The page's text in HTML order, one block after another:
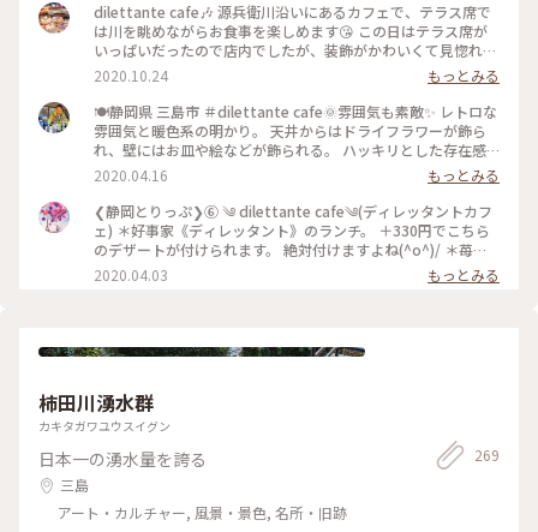
dilettante cafe🎶 源兵衛川沿いにあるカフェで、テラス席で
は川を眺めながらお食事を楽しめます😘 この日はテラス席が
いっぱいだったので店内でしたが、装飾がかわいくて見惚れて
しまいました💕 注文したのは、あさりときのこのトマトクリ
ームパスタランチ🍝 前菜が意外とボリューミーで、パスタま
で全部食べられるか不安でしたが、パスタが濃厚で美味しくて
美味しくて、結局ペロリでした😋 今度はデザートも頼んでみ
たいなあ💓 #dilettantecafe #パスタ #三島
2020.10.24
もっとみる
🍽静岡県 三島市 ＃dilettante cafe🌞雰囲気も素敵✨ レトロな
雰囲気と暖色系の明かり。 天井からはドライフラワーが飾ら
れ、壁にはお皿や絵などが飾られる。 ハッキリとした存在感
のある装飾も、日常と違う場所で違う時間を過ごしていると感
じさせてくれる素敵な“店内の”お店です😊 🔹🔸🔹🐤🔸🔹🔸🐦
🔹🔸🔹🐤🔸🔹🔸 Ripさんをお連れした、静岡県観光大使のゆき
たかです🤣 富士山の雪解け水が地中で濾過され流れる清流 源
兵衛川🗻 この川を川床として作られたテラス席は、外に出て
気持ちの良い季節には格別の気持ちよさと開放感を楽しめます
(*´︶`*) が！！ 残念ながら雨でした💦 店内の装飾も素敵な、
2020.04.16
もっとみる
❮静岡とりっぷ❯⑥ ༄ dilettante cafe༄(ディレッタントカフ
ェ) ＊好事家《ディレッタント》のランチ。 ＋330円でこちら
のデザートが付けられます。 絶対付けますよね(^o^)/ ＊苺の
チーズケーキ ＊チョコケーキ 折角の機会なので、半分ずつで
頂きました。 もちろん美味し～♡ 大大大満足のランチでした
う時は、テラス席で頂きたいと思います🍀( ¨̮ ) #ことりっぷ静
2020.04.03 もっとみる
柿田川湧水群
カキタガワユウスイグン
日本一の湧水量を誇る
三島
アート・カルチャー, 風景・景色, 名所・旧跡
269